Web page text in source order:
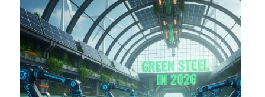
eu
steel:
п'ять
подій,
на
які
слід
звернути